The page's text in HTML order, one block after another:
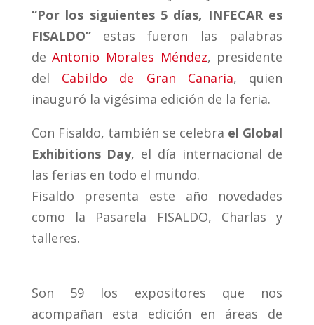
“Por los siguientes 5 días, INFECAR es
FISALDO”estas fueron las palabras
deAntonio Morales Méndez, presidente
del Cabildo de Gran Canaria, quien
inauguró la vigésima edición de la feria.
Con Fisaldo, también se celebra el Global
Exhibitions Day, el día internacional de
las ferias en todo el mundo.
Fisaldo presenta este año novedades
como la Pasarela FISALDO, Charlas y
talleres.
Son 59 los expositores que nos
acompañan esta edición en áreas de